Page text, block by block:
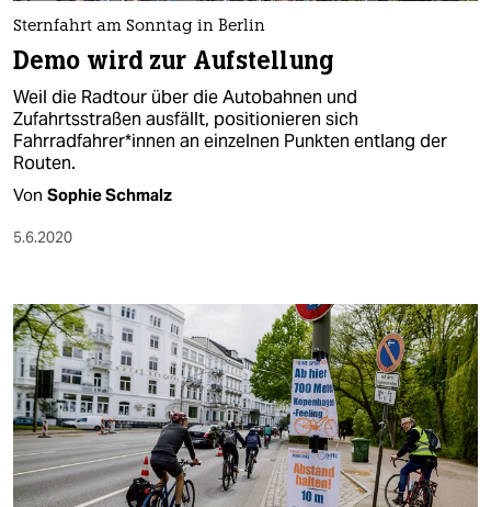
Sternfahrt am Sonntag in Berlin
Demo wird zur Aufstellung
Weil die Radtour über die Autobahnen und
Zufahrtsstraßen ausfällt, positionieren sich
Fahrradfahrer*innen an einzelnen Punkten entlang der
Routen.
Von Sophie Schmalz
5.6.2020